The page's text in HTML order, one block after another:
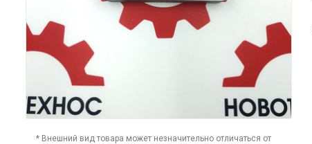
* Внешний вид товара может незначительно отличаться от